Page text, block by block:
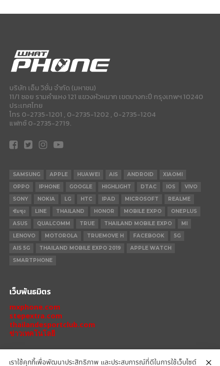
บริษัท เอ็ม วิชั่น จำกัด (มหาชน)
11/1 ซอย รามคำแหง 121 แขวงหัวหมาก เขตบางกะปี กรุงเทพฯ 10240
ประเทศไทย
โทร 0-2735-1201 , 0-2735-1202 , 0-2735-1204
แฟกซ์ 0-2735-2719.
SAMSUNG APPLE HUAWEI AIS ANDROID
XIAOMI
OPPO
IPHONE GOOGLE HIGHLIGHT DTAC IOS
VIVO
SONY
NOKIA LG HTC IPAD MICROSOFT
REALME
ซัมซุง
LINE THAILAND HONOR MOBILE EXPO
ONEPLUS
ASUS
QUALCOMM TRUE THAILAND MOBILE EXPO
MI
LENOVO
MOTOROLA TRUEMOVE H FACEBOOK
5G
AIS 5G
THAILAND MOBILE EXPO 2019
APPLE WATCH
SMARTPHONE
เว็บพันธมิตร
mxphone.com
stepextra.com
thailandesportclub.com
ข่าวเทคโนโลยี
เราใช้คุกกี้เพื่อพัฒนาประสิทธิภาพ และประสบการณ์ที่ดีในการใช้เว็บไซต์